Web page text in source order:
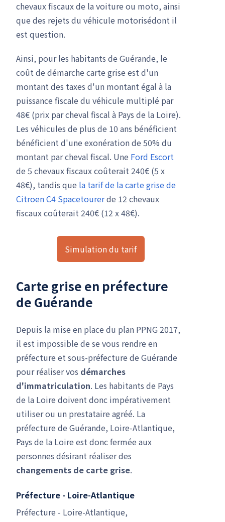
chevaux fiscaux de la voiture ou moto, ainsi
que des rejets du véhicule motorisédont il
est question.
Ainsi, pour les habitants de Guérande, le
coût de démarche carte grise est d'un
montant des taxes d'un montant égal à la
puissance fiscale du véhicule multiplé par
48€ (prix par cheval fiscal à Pays de la Loire).
Les véhicules de plus de 10 ans bénéficient
bénéficient d'une exonération de 50% du
montant par cheval fiscal. Une Ford Escort
de 5 chevaux fiscaux coûterait 240€ (5 x
48€), tandis que la tarif de la carte grise de
Citroen C4 Spacetourerde 12 chevaux
fiscaux coûterait 240€ (12 x 48€).
Simulation du tarif
Carte grise en préfecture
de Guérande
Depuis la mise en place du plan PPNG 2017,
il est impossible de se vous rendre en
préfecture et sous-préfecture de Guérande
pour réaliser vos démarches
d'immatriculation. Les habitants de Pays
de la Loire doivent donc impérativement
utiliser ou un prestataire agréé. La
préfecture de Guérande, Loire-Atlantique,
Pays de la Loire est donc fermée aux
personnes désirant réaliser des
changements de carte grise.
Préfecture - Loire-Atlantique
Préfecture - Loire-Atlantique,